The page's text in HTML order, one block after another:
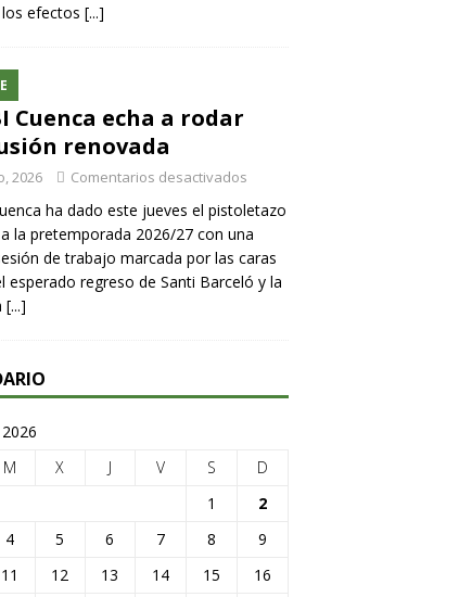
efectos [...]
Cuenca echa a rodar
renovada
2026 Comentarios desactivados
ha dado este jueves el pistoletazo
la pretemporada 2026/27 con una
de trabajo marcada por las caras
esperado regreso de Santi Barceló y la
[...]
M X J V S
D
1
2
4 5 6 7 8
9
11 12 13 14 15
16